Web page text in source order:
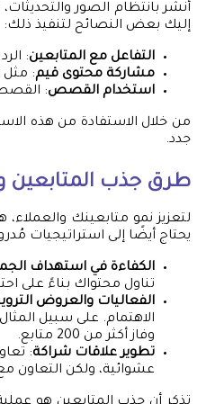
أنشر بانتظام الصور
إليك بعض النصائح لتنفيذ ذلك:
التفاعل مع المتابعين:
مشاركة محتوى قيم: مثل
استخدام القصص:
من خلال الاستفادة من هذه
جدد.
طرق جذب المتابعين
لتعزيز نمو متابعينك
يحتاج أيضًا إلى استراتيجيات
الكفاءة في استهداف
تناول محتواك بناءً على
الفعاليات والعروض
الاهتمام. على سبيل
وفاز أكثر من 200 متابع.
تطوير علاقات شراكة:
عشوائية، ولكن التعاون